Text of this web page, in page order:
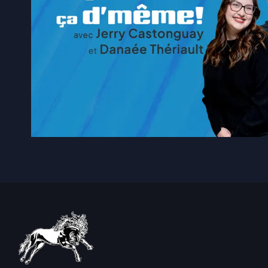
4 août 2026|Les expropriés du Parc
4 août 2026|900 foyers sont sans